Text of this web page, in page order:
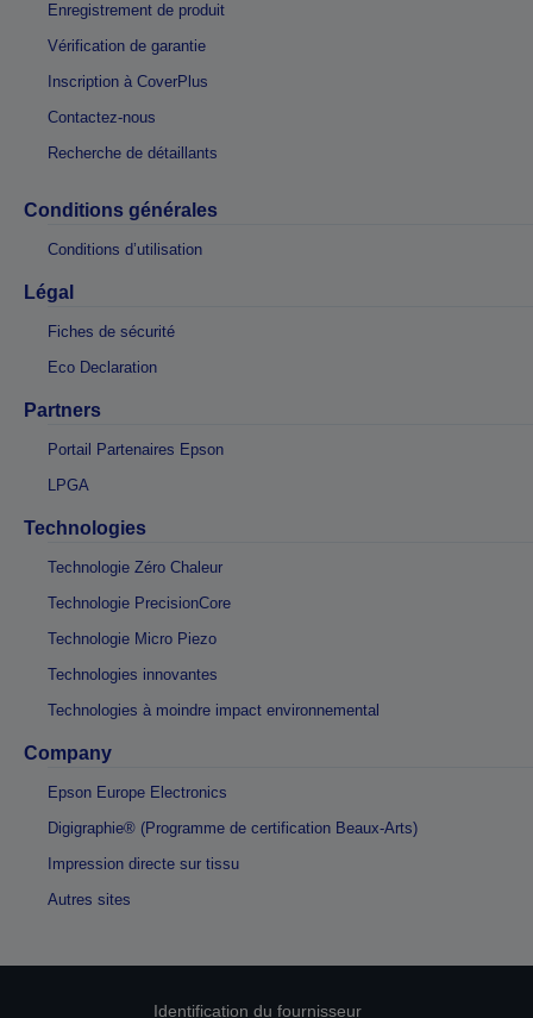
Enregistrement de produit
Vérification de garantie
Inscription à CoverPlus
Contactez-nous
Recherche de détaillants
Conditions générales
Conditions d’utilisation
Légal
Fiches de sécurité
Eco Declaration
Partners
Portail Partenaires Epson
LPGA
Technologies
Technologie Zéro Chaleur
Technologie PrecisionCore
Technologie Micro Piezo
Technologies innovantes
Technologies à moindre impact environnemental
Company
Epson Europe Electronics
Digigraphie® (Programme de certification Beaux-Arts)
Impression directe sur tissu
Autres sites
Identification du fournisseur